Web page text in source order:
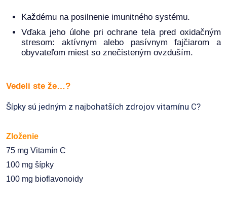
Každému na posilnenie imunitného systému.
Vďaka jeho úlohe pri ochrane tela pred oxidačným
stresom: aktívnym alebo pasívnym fajčiarom a
obyvateľom miest so znečisteným ovzduším.
Vedeli ste že…?
Šípky sú jedným z najbohatších zdrojov vitamínu C?
Zloženie
75 mg Vitamín C
100 mg šípky
100 mg bioflavonoidy